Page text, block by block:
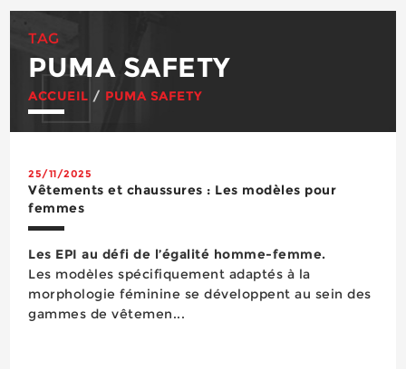
TAG
PUMA SAFETY
ACCUEIL / PUMA SAFETY
25/11/2025
Vêtements et chaussures : Les modèles pour
femmes
Les EPI au défi de l’égalité homme-femme.
Les modèles spécifiquement adaptés à la
morphologie féminine se développent au sein des
gammes de vêtemen...